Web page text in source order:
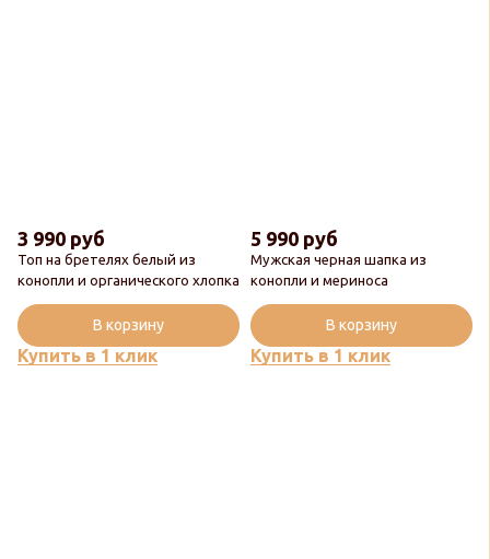
Топ на бретелях белый из
конопли и органического хлопка
3 990 руб
Купить в 1 клик
В корзину
Мужская черная шапка из
конопли и мериноса
5 990 руб
Купить в 1 клик
В корзину